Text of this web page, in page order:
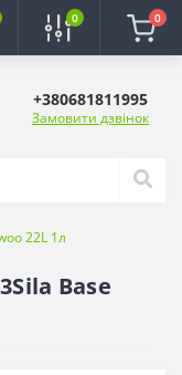
0 0
+380681811995
Замовити дзвінок
22L 1л
Base